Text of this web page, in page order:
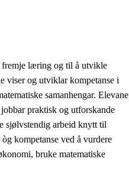
fremje læring og til å utvikle
viser og utviklar kompetanse i
samanhengar. Elevane
praktisk og utforskande
sjølvstendig arbeid knytt til
kompetanse ved å vurdere
bruke matematiske